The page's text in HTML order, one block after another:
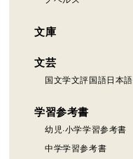
文庫
文芸
国文学文評国語日本語
学習参考書
幼児·小学学習参考書
中学学習参考書